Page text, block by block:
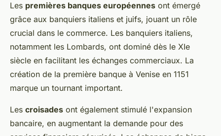
Les premières banques européennes ont émergé
grâce aux banquiers italiens et juifs, jouant un rôle
crucial dans le commerce. Les banquiers italiens,
notamment les Lombards, ont dominé dès le XIe
siècle en facilitant les échanges commerciaux. La
création de la première banque à Venise en 1151
marque un tournant important.
Les croisades ont également stimulé l'expansion
bancaire, en augmentant la demande pour des